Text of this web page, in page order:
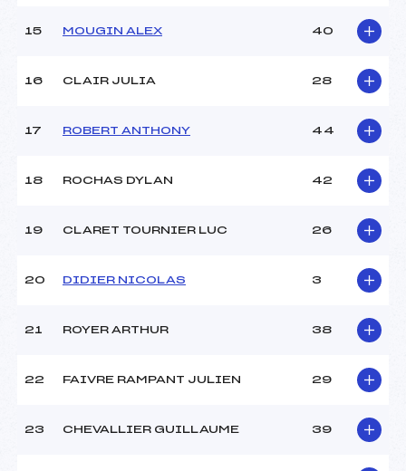
15 MOUGIN ALEX 40
16 CLAIR JULIA 28
17 ROBERT ANTHONY 44
18 ROCHAS DYLAN 42
19 CLARET TOURNIER LUC 26
20 DIDIER NICOLAS 3
21 ROYER ARTHUR 38
22 FAIVRE RAMPANT JULIEN 29
23 CHEVALLIER GUILLAUME 39